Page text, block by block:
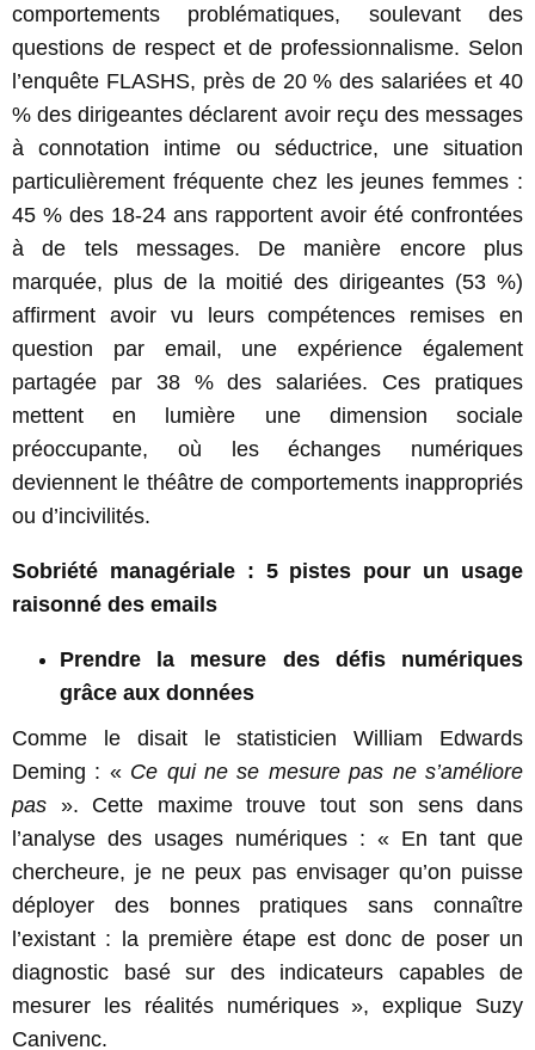
comportements problématiques, soulevant des
questions de respect et de professionnalisme. Selon
l’enquête FLASHS, près de 20 % des salariées et 40
% des dirigeantes déclarent avoir reçu des messages
à connotation intime ou séductrice, une situation
particulièrement fréquente chez les jeunes femmes :
45 % des 18-24 ans rapportent avoir été confrontées
à de tels messages. De manière encore plus
marquée, plus de la moitié des dirigeantes (53 %)
affirment avoir vu leurs compétences remises en
question par email, une expérience également
partagée par 38 % des salariées. Ces pratiques
mettent en lumière une dimension sociale
préoccupante, où les échanges numériques
deviennent le théâtre de comportements inappropriés
ou d’incivilités.
Sobriété managériale : 5 pistes pour un usage
raisonné des emails
Prendre la mesure des défis numériques
grâce aux données
Comme le disait le statisticien William Edwards
Deming : « Ce qui ne se mesure pas ne s’améliore
pas ». Cette maxime trouve tout son sens dans
l’analyse des usages numériques : « En tant que
chercheure, je ne peux pas envisager qu’on puisse
déployer des bonnes pratiques sans connaître
l’existant : la première étape est donc de poser un
diagnostic basé sur des indicateurs capables de
mesurer les réalités numériques », explique Suzy
Canivenc.